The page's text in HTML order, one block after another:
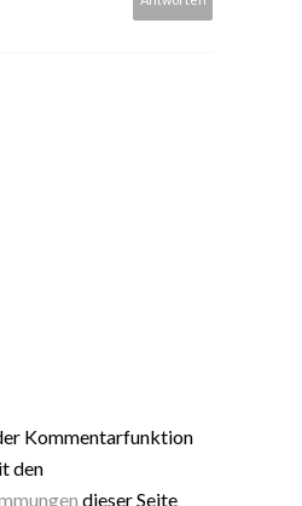
Kommentarfunktion
den
dieser Seite